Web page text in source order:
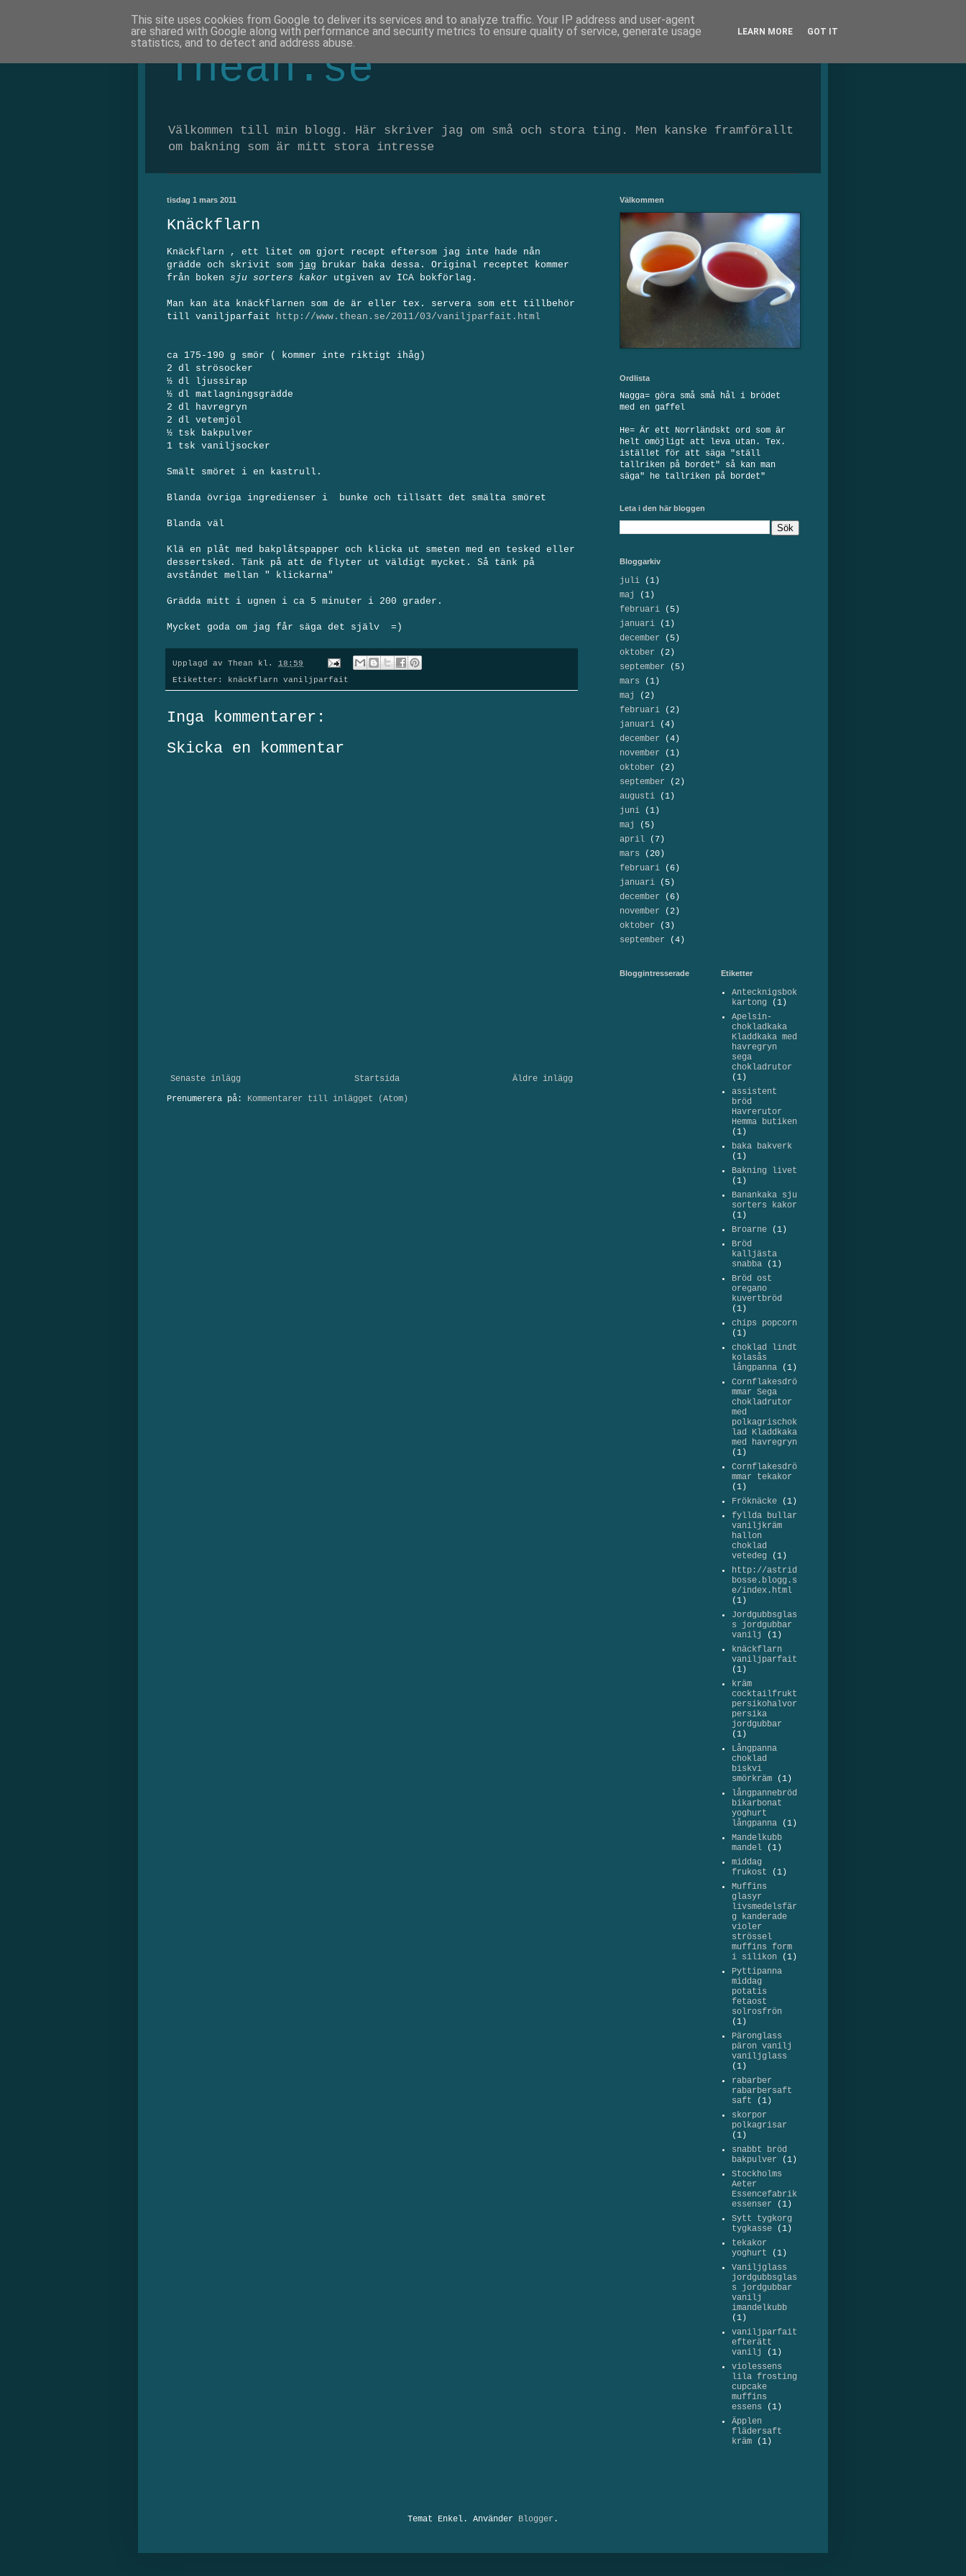
Thean.se
Välkommen till min blogg. Här skriver jag om små och stora ting. Men kanske framförallt
om bakning som är mitt stora intresse
tisdag 1 mars 2011
Knäckflarn
Knäckflarn , ett litet om gjort recept eftersom jag inte hade nån
grädde och skrivit som jag brukar baka dessa. Original receptet kommer
från boken sju sorters kakor utgiven av ICA bokförlag.
Man kan äta knäckflarnen som de är eller tex. servera som ett tillbehör
till vaniljparfait http://www.thean.se/2011/03/vaniljparfait.html
ca 175-190 g smör ( kommer inte riktigt ihåg)
2 dl strösocker
½ dl ljussirap
½ dl matlagningsgrädde
2 dl havregryn
2 dl vetemjöl
½ tsk bakpulver
1 tsk vaniljsocker
Smält smöret i en kastrull.
Blanda övriga ingredienser i bunke och tillsätt det smälta smöret
Blanda väl
Klä en plåt med bakplåtspapper och klicka ut smeten med en tesked eller
dessertsked. Tänk på att de flyter ut väldigt mycket. Så tänk på
avståndet mellan " klickarna"
Grädda mitt i ugnen i ca 5 minuter i 200 grader.
Mycket goda om jag får säga det själv =)
Upplagd av Thean kl. 18:59
Etiketter: knäckflarn vaniljparfait
Inga kommentarer:
Skicka en kommentar
Senaste inlägg Äldre inlägg
Startsida
Prenumerera på: Kommentarer till inlägget (Atom)
Välkommen
Ordlista
Nagga= göra små små hål i brödet
med en gaffel
He= Är ett Norrländskt ord som är
helt omöjligt att leva utan. Tex.
istället för att säga "ställ
tallriken på bordet" så kan man
säga" he tallriken på bordet"
Leta i den här bloggen
Bloggarkiv
juli (1)
maj
(1)
februari (5)
januari (1)
december (5)
oktober (2)
september (5)
mars (1)
maj
(2)
februari (2)
januari (4)
december (4)
november (1)
oktober (2)
september (2)
augusti (1)
juni (1)
maj
(5)
april (7)
mars (20)
februari (6)
januari (5)
december (6)
november (2)
oktober (3)
september (4)
Bloggintresserade Etiketter
Antecknigsbok
kartong
(1)
Apelsin-
chokladkaka
Kladdkaka med
havregryn
sega
chokladrutor
(1)
assistent
bröd
Havrerutor
Hemma butiken
(1)
baka bakverk
(1)
Bakning livet
(1)
Banankaka sju
sorters kakor
(1)
Broarne
(1)
Bröd
kalljästa
snabba
(1)
Bröd ost
oregano
kuvertbröd
(1)
chips popcorn
(1)
choklad lindt
kolasås
långpanna
(1)
Cornflakesdrö
mmar Sega
chokladrutor
med
polkagrischok
lad Kladdkaka
med havregryn
(1)
Cornflakesdrö
mmar tekakor
(1)
Fröknäcke
(1)
fyllda bullar
vaniljkräm
hallon
choklad
vetedeg
(1)
http://astrid
bosse.blogg.s
e/index.html
(1)
Jordgubbsglas
s jordgubbar
vanilj
(1)
knäckflarn
vaniljparfait
(1)
kräm
cocktailfrukt
persikohalvor
persika
jordgubbar
(1)
Långpanna
choklad
biskvi
smörkräm
(1)
långpannebröd
bikarbonat
yoghurt
långpanna
(1)
Mandelkubb
mandel
(1)
middag
frukost
(1)
Muffins
glasyr
livsmedelsfär
g kanderade
violer
strössel
muffins form
i silikon
(1)
Pyttipanna
middag
potatis
fetaost
solrosfrön
(1)
Päronglass
päron vanilj
vaniljglass
(1)
rabarber
rabarbersaft
saft
(1)
skorpor
polkagrisar
(1)
snabbt bröd
bakpulver
(1)
Stockholms
Aeter
Essencefabrik
essenser
(1)
Sytt tygkorg
tygkasse
(1)
tekakor
yoghurt
(1)
Vaniljglass
jordgubbsglas
s jordgubbar
vanilj
imandelkubb
(1)
vaniljparfait
efterätt
vanilj
(1)
violessens
lila frosting
cupcake
muffins
essens
(1)
Äpplen
flädersaft
kräm
(1)
Temat Enkel. Använder Blogger .
This site uses cookies from Google to deliver its services and to analyze traffic. Your IP address and user-agent
are shared with Google along with performance and security metrics to ensure quality of service, generate usage
statistics, and to detect and address abuse.
LEARN MORE GOT IT